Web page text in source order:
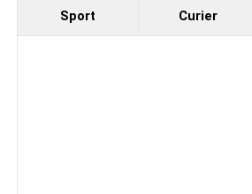
Sport Curier